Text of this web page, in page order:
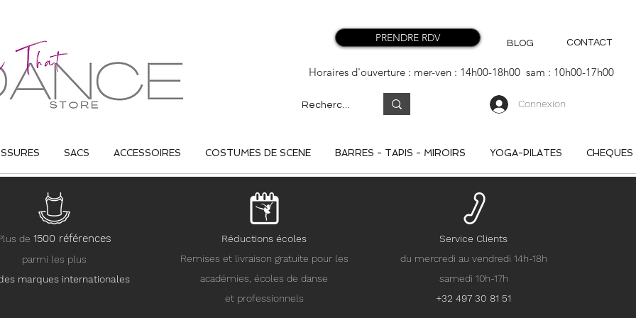
PRENDRE RDV BLOG CONTACT
Horaires d'ouverture : mer-ven : 14h00-18h00 sam : 10h00-17h00
Connexion
SACS ACCESSOIRES COSTUMES DE SCENE BARRES - TAPIS - MIROIRS YOGA-PILATES CHEQUES
de 1500 références
parmi les plus
marques internationales
Réductions écoles
Remises et livraison gratuite pour les
académies, écoles de danse
et professionnels
Service Clients
du mercredi au vendredi 14h-18h
samedi 10h-17h
+32 497 30 81 51